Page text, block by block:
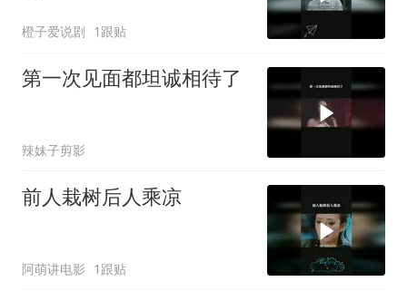
橙子爱说剧 1跟贴
第一次见面都坦诚相待了
辣妹子剪影
前人栽树后人乘凉
阿萌讲电影 1跟贴